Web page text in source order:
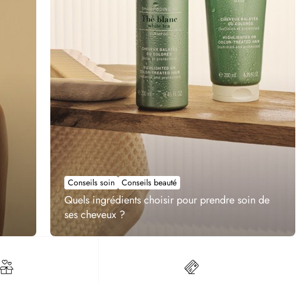
Conseils soin Conseils beauté
Quels ingrédients choisir pour prendre soin de
ses cheveux ?